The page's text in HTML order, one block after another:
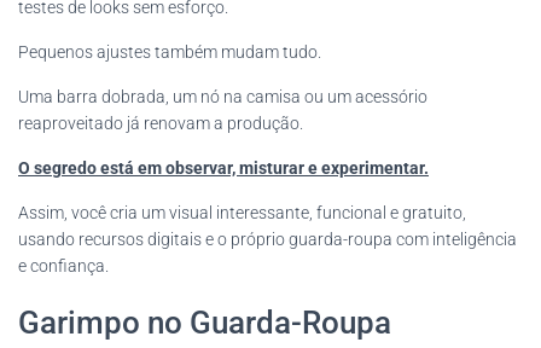
testes de looks sem esforço.
Pequenos ajustes também mudam tudo.
Uma barra dobrada, um nó na camisa ou um acessório
reaproveitado já renovam a produção.
O segredo está em observar, misturar e experimentar.
Assim, você cria um visual interessante, funcional e gratuito,
usando recursos digitais e o próprio guarda-roupa com inteligência
e confiança.
Garimpo no Guarda-Roupa